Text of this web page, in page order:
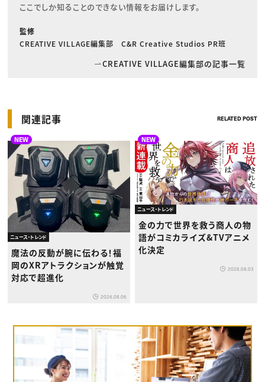
ここでしか知ることのできない情報をお届けします。
監修
CREATIVE VILLAGE編集部 C&R Creative Studios PR班
CREATIVE VILLAGE編集部の記事一覧
関連記事 RELATED POST
NEW
ニュース・トレンド
魔法の反動が腕に伝わる！福
岡のXRアトラクションが触覚
対応で超進化
2026.08.06
NEW
ニュース・トレンド
金の力で世界を救う商人の物
語がコミカライズ&TVアニメ
化決定
2026.08.03